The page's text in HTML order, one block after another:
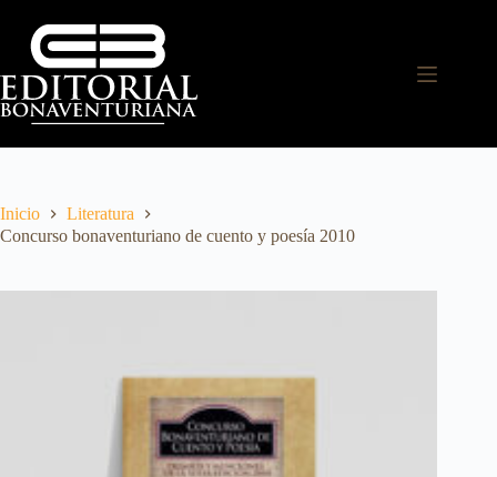
Inicio
Literatura
Concurso bonaventuriano de cuento y poesía 2010